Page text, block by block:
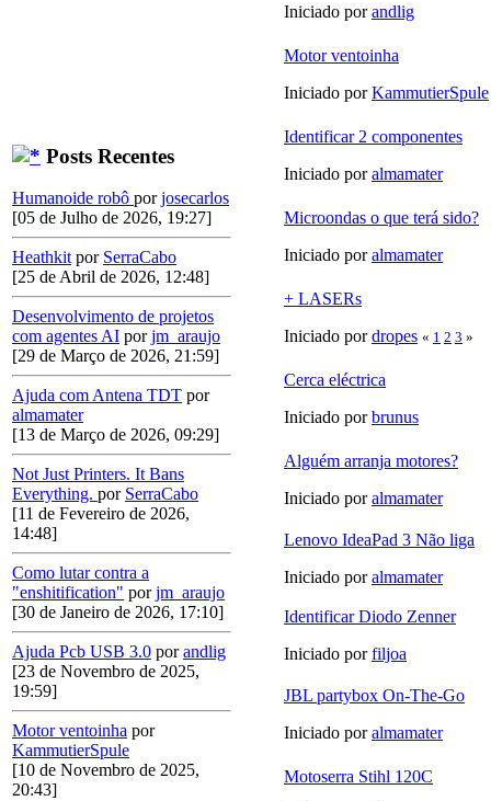
Posts Recentes
Humanoide robô porjosecarlos
[05 de Julho de 2026, 19:27]
Heathkit por SerraCabo
[25 de Abril de 2026, 12:48]
Desenvolvimento de projetos
com agentes AI porjm_araujo
[29 de Março de 2026, 21:59]
Ajuda com Antena TDT por
almamater
[13 de Março de 2026, 09:29]
Not Just Printers. It Bans
Everything. por SerraCabo
[11 de Fevereiro de 2026,
14:48]
Como lutar contra a
"enshitification" porjm_araujo
[30 de Janeiro de 2026, 17:10]
Ajuda Pcb USB 3.0 porandlig
[23 de Novembro de 2025,
19:59]
Motor ventoinha por
KammutierSpule
[10 de Novembro de 2025,
20:43]
Iniciado porandlig
Motor ventoinha
Iniciado porKammutierSpule
Identificar 2 componentes
Iniciado poralmamater
Microondas o que terá sido?
Iniciado poralmamater
+ LASERs
Iniciado pordropes « 1 2 3 »
Cerca eléctrica
Iniciado porbrunus
Alguém arranja motores?
Iniciado poralmamater
Lenovo IdeaPad 3 Não liga
Iniciado poralmamater
Identificar Diodo Zenner
Iniciado porfiljoa
JBL partybox On-The-Go
Iniciado poralmamater
Motoserra Stihl 120C